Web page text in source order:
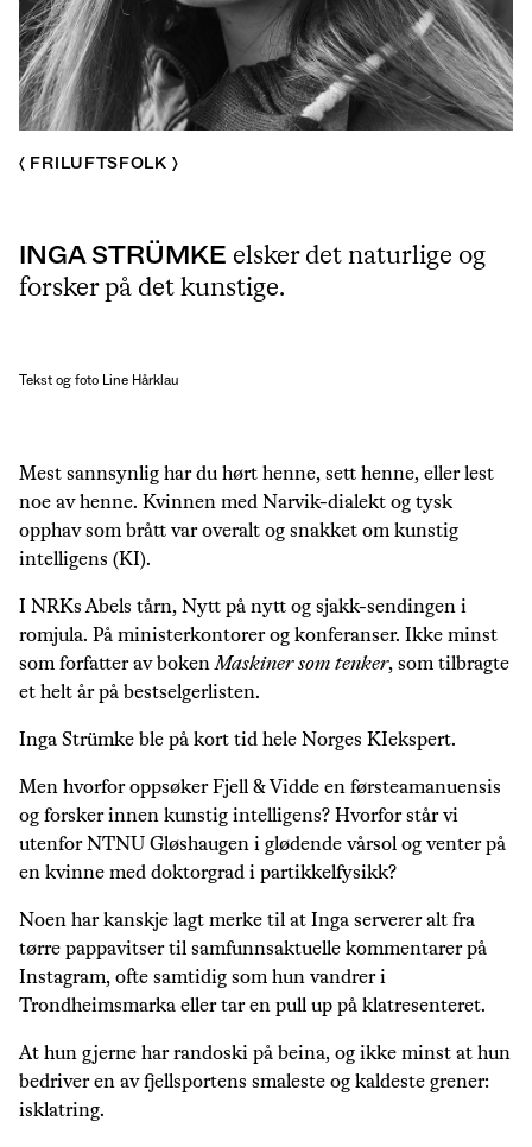
FRILUFTSFOLK
INGA STRÜMKE elsker det naturlige og
forsker på det kunstige.
Tekst og foto Line Hårklau
Mest sannsynlig har du hørt henne, sett henne, eller lest
noe av henne. Kvinnen med Narvik-dialekt og tysk
opphav som brått var overalt og snakket om kunstig
intelligens (KI).
I NRKs Abels tårn, Nytt på nytt og sjakk-sendingen i
romjula. På ministerkontorer og konferanser. Ikke minst
som forfatter av bokenMaskiner som tenker, som tilbragte
et helt år på bestselgerlisten.
Inga Strümke ble på kort tid hele Norges KIekspert.
Men hvorfor oppsøker Fjell & Vidde en førsteamanuensis
og forsker innen kunstig intelligens? Hvorfor står vi
utenfor NTNU Gløshaugen i glødende vårsol og venter på
en kvinne med doktorgrad i partikkelfysikk?
Noen har kanskje lagt merke til at Inga serverer alt fra
tørre pappavitser til samfunnsaktuelle kommentarer på
Instagram, ofte samtidig som hun vandrer i
Trondheimsmarka eller tar en pull up på klatresenteret.
At hun gjerne har randoski på beina, og ikke minst at hun
bedriver en av fjellsportens smaleste og kaldeste grener:
isklatring.